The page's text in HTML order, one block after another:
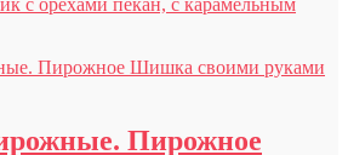
с орехами пекан, с карамельным
Пирожное